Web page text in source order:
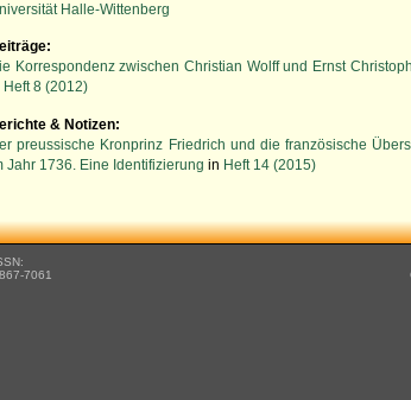
Halle-Wittenberg
Korrespondenz zwischen Christian Wolff und Ernst
Heft 8 (2012)
& Notizen:
preussische Kronprinz Friedrich und die französische
Jahr 1736. Eine Identifizierung in Heft 14 (2015)
7061